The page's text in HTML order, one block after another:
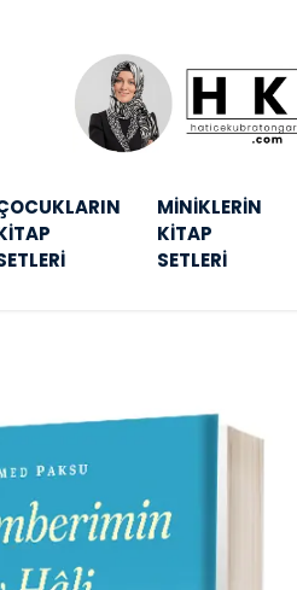
MİNİKLERİN
KİTAP
SETLERİ